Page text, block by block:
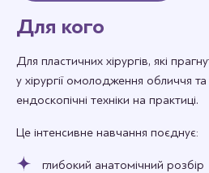
Для кого
Для пластичних хірургів, які
у хірургії омолодження обличчя
ендоскопічні техніки на практиці.
Це інтенсивне навчання поєднує:
глибокий анатомічний розбір